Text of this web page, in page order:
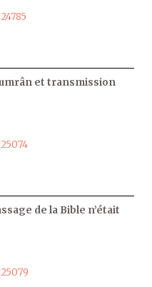
et transmission
de la Bible n’était